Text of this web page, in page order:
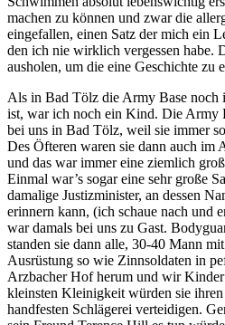
machen zu können und zwar die
eingefallen, einen Satz der mich ein
den ich nie wirklich vergessen habe.
ausholen, um die eine Geschichte zu
Als in Bad Tölz die Army Base noch
ist, war ich noch ein Kind. Die Army
bei uns in Bad Tölz, weil sie immer
Des Öfteren waren sie dann auch im
und das war immer eine ziemlich
Einmal war’s sogar eine sehr große
damalige Justizminister, an dessen
erinnern kann, (ich schaue nach und
war damals bei uns zu Gast.
standen sie dann alle, 30-40 Mann
Ausrüstung so wie Zinnsoldaten in
Arzbacher Hof herum und wir
kleinsten Kleinigkeit würden sie
handfesten Schlägerei verteidigen.